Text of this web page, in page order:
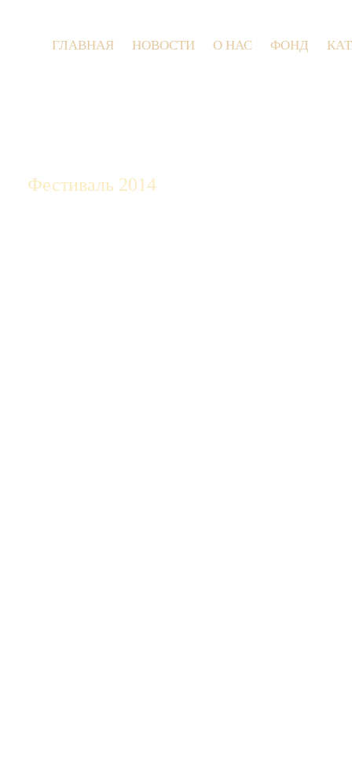
ГЛАВНАЯ НОВОСТИ О НАС ФОНД
Фестиваль 2014